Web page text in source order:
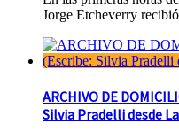
Jorge Etcheverry
ARCHIVO DE
Silvia Pradelli desde